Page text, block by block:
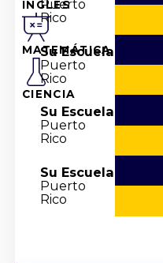
INGLÉS
MATEMÁTICA
CIENCIA
Puerto
Rico
Su Escuela
Puerto
Rico
Su Escuela
Puerto
Rico
Su Escuela
Puerto
Rico